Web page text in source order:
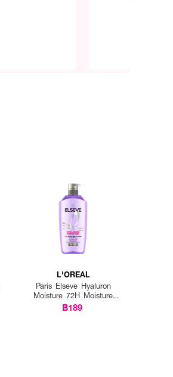
L'OREAL
Paris Elseve Hyaluron
Moisture 72H Moisture
Filling Shampoo
฿189